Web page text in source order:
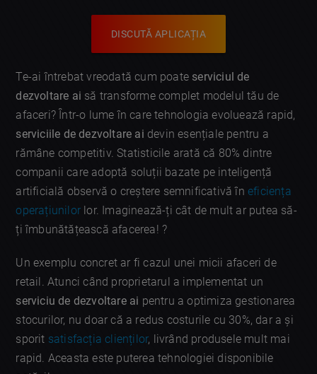
DISCUTĂ APLICAȚIA
Te-ai întrebat vreodată cum poate serviciul de
dezvoltare ai să transforme complet modelul tău de
afaceri? Într-o lume în care tehnologia evoluează rapid,
serviciile de dezvoltare ai devin esențiale pentru a
rămâne competitiv. Statisticile arată că 80% dintre
companii care adoptă soluții bazate pe inteligență
artificială observă o creștere semnificativă îneficiența
operațiunilor lor. Imaginează-ți cât de mult ar putea să-
ți îmbunătățească afacerea! ?
Un exemplu concret ar fi cazul unei micii afaceri de
retail. Atunci când proprietarul a implementat un
serviciu de dezvoltare ai pentru a optimiza gestionarea
stocurilor, nu doar că a redus costurile cu 30%, dar a și
sporit satisfacția clienților, livrând produsele mult mai
rapid. Aceasta este puterea tehnologiei disponibile